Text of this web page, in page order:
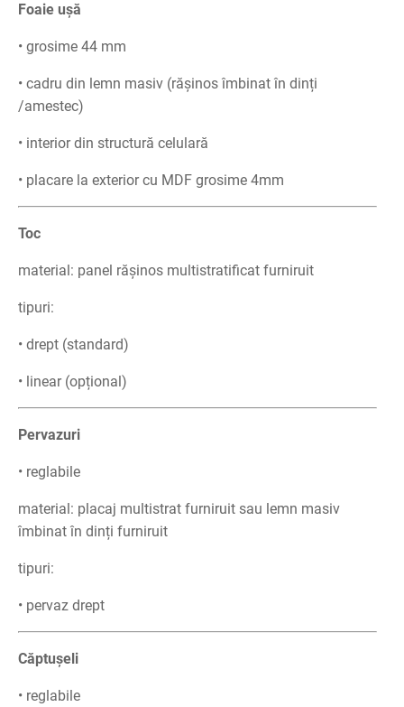
Foaie ușă
• grosime 44 mm
• cadru din lemn masiv (rășinos îmbinat în dinți
/amestec)
• interior din structură celulară
• placare la exterior cu MDF grosime 4mm
Toc
material: panel rășinos multistratificat furniruit
tipuri:
• drept (standard)
• linear (opțional)
Pervazuri
• reglabile
material: placaj multistrat furniruit sau lemn masiv
îmbinat în dinți furniruit
tipuri:
• pervaz drept
Căptușeli
• reglabile